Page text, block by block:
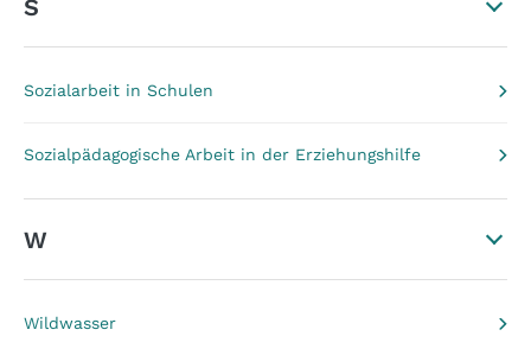
S
Sozialarbeit in Schulen
Sozialpädagogische Arbeit in der Erziehungshilfe
W
Wildwasser